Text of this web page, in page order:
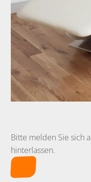
Bitte melden Sie sich
hinterlassen.